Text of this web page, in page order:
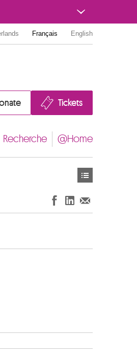
Français English
Tickets
Recherche @Home